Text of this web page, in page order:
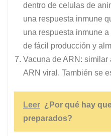
dentro de celulas de
una respuesta inmune
una respuesta inmune
de fácil producción y
Vacuna de ARN:
ARN viral. También se
Leer ¿Por qué hay
preparados?